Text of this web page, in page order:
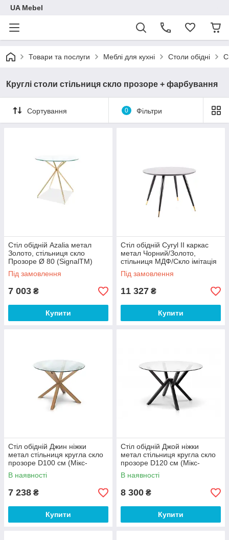
UA Mebel
Товари та послуги Меблі для кухні Столи обідні
Круглі столи стільниця скло прозоре + фарбування
Сортування 0 Фільтри
Стіл обідній Azalia метал
Золото, стільниця скло
Прозоре Ø 80 (SignalTM)
Під замовлення
7 003 ₴
Купити
Стіл обідній Cyryl II каркас
метал Чорний/Золото,
стільниця МДФ/Скло імітація
каменю Ø100 (SignalTM)
Під замовлення
11 327 ₴
Купити
Стіл обідній Джин ніжки
метал стільниця кругла скло
прозоре D100 см (Мікс-
Мебель ТМ)
В наявності
7 238 ₴
Купити
Стіл обідній Джой ніжки
метал стільниця кругла скло
прозоре D120 см (Мікс-
Мебель ТМ)
В наявності
8 300 ₴
Купити